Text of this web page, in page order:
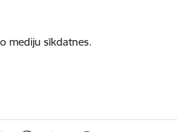
mediju sīkdatnes.